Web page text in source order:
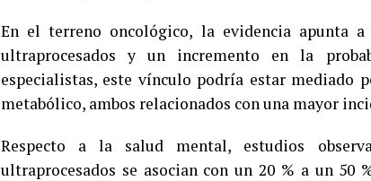
En el terreno oncológico, la evidencia apunta
ultraprocesados y un incremento en la
especialistas, este vínculo podría estar mediado
metabólico, ambos relacionados con una mayor
Respecto a la salud mental, estudios
ultraprocesados se asocian con un 20 % a un 50